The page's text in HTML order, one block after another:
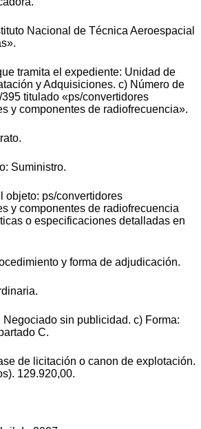
Nacional de Técnica Aeroespacial
tramita el expediente: Unidad de
y Adquisiciones. c) Número de
titulado «ps/convertidores
y componentes de radiofrecuencia».
Suministro.
objeto: ps/convertidores
y componentes de radiofrecuencia
o especificaciones detalladas en
y forma de adjudicación.
Negociado sin publicidad. c) Forma:
C.
de licitación o canon de explotación.
129.920,00.